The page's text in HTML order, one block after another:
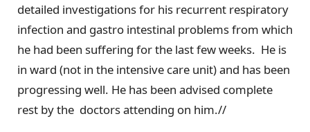
detailed investigations for his recurrent respiratory
infection and gastro intestinal problems from which
he had been suffering for the last few weeks. He is
in ward (not in the intensive care unit) and has been
progressing well. He has been advised complete
rest by the doctors attending on him.//